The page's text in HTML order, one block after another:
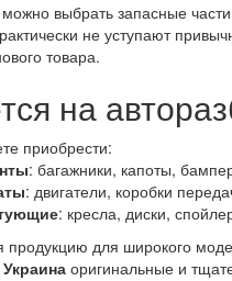
выбрать запасные
не уступают
товара.
на
приобрести:
: багажники, капоты,
: двигатели, коробки
: кресла, диски,
продукцию для широкого
оригинальные и